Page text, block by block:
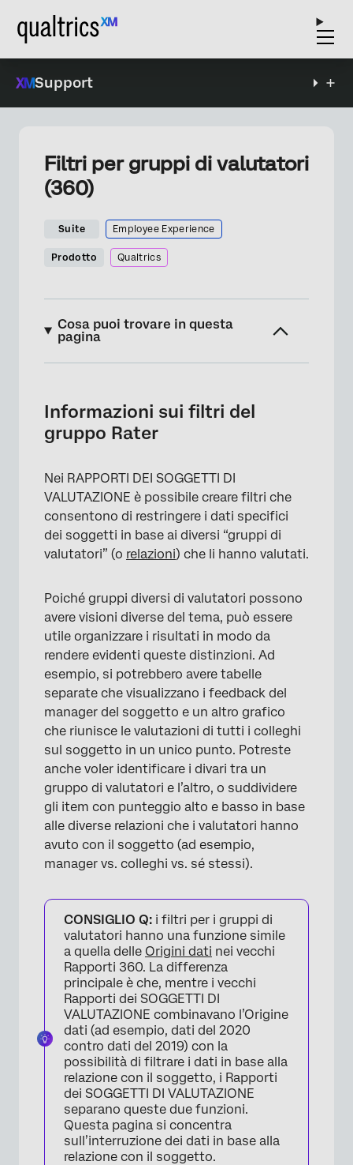
Support
Filtri per gruppi di valutatori
(360)
Suite Employee Experience
Prodotto Qualtrics
Cosa puoi trovare in questa
pagina
Filtri predefiniti per i gruppi di valutatori
Creazione di un filtro per il gruppo di
Aggiunta di gruppi di filtri alle visualizzazioni
Informazioni sui filtri del
gruppo Rater
Nei RAPPORTI DEI SOGGETTI DI
VALUTAZIONE è possibile creare filtri che
consentono di restringere i dati specifici
dei soggetti in base ai diversi “gruppi di
valutatori” (o relazioni) che li hanno valutati.
Poiché gruppi diversi di valutatori possono
avere visioni diverse del tema, può essere
utile organizzare i risultati in modo da
rendere evidenti queste distinzioni. Ad
esempio, si potrebbero avere tabelle
separate che visualizzano i feedback del
manager del soggetto e un altro grafico
che riunisce le valutazioni di tutti i colleghi
sul soggetto in un unico punto. Potreste
anche voler identificare i divari tra un
gruppo di valutatori e l’altro, o suddividere
gli item con punteggio alto e basso in base
alle diverse relazioni che i valutatori hanno
avuto con il soggetto (ad esempio,
manager vs. colleghi vs. sé stessi).
CONSIGLIO Q: i filtri per i gruppi di
valutatori hanno una funzione simile
a quella delle Origini dati nei vecchi
Rapporti 360. La differenza
principale è che, mentre i vecchi
Rapporti dei SOGGETTI DI
VALUTAZIONE combinavano l’Origine
dati (ad esempio, dati del 2020
contro dati del 2019) con la
possibilità di filtrare i dati in base alla
relazione con il soggetto, i Rapporti
dei SOGGETTI DI VALUTAZIONE
separano queste due funzioni.
Questa pagina si concentra
sull’interruzione dei dati in base alla
relazione con il soggetto.